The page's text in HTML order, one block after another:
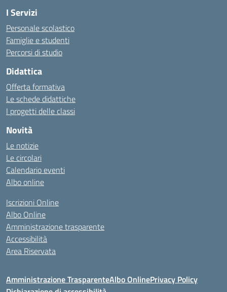
I Servizi
Personale scolastico
Famiglie e studenti
Percorsi di studio
Didattica
Offerta formativa
Le schede didattiche
I progetti delle classi
Novità
Le notizie
Le circolari
Calendario eventi
Albo online
Iscrizioni Online
Albo Online
Amministrazione trasparente
Accessibilità
Area Riservata
Amministrazione TrasparenteAlbo OnlinePrivacy Policy